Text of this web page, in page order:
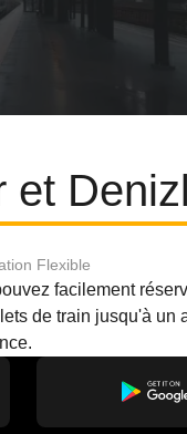
et
Flexible
facilement
de train jusqu'à un